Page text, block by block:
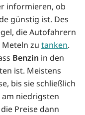
informieren, ob
günstig ist. Des
die Autofahrern
zu tanken.
Benzin in den
ist. Meistens
bis sie schließlich
am niedrigsten
Preise dann